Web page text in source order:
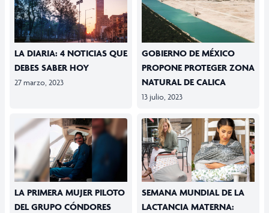
LA DIARIA: 4 NOTICIAS QUE
DEBES SABER HOY
27 marzo, 2023
GOBIERNO DE MÉXICO
PROPONE PROTEGER ZONA
NATURAL DE CALICA
13 julio, 2023
LA PRIMERA MUJER PILOTO
DEL GRUPO CÓNDORES
SEMANA MUNDIAL DE LA
LACTANCIA MATERNA: